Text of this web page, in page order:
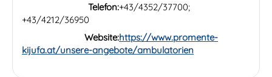
Telefon:+43/4352/37700;
+43/4212/36950
Website:https://www.promente-
kijufa.at/unsere-angebote/ambulatorien